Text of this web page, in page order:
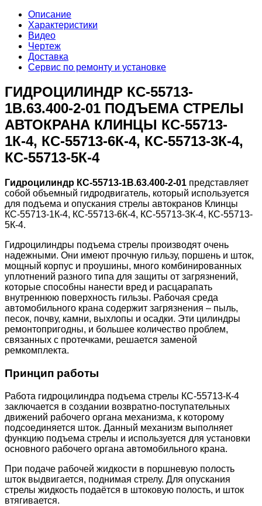
Описание
Характеристики
Видео
Чертеж
Доставка
Сервис по ремонту и установке
ГИДРОЦИЛИНДР КС-55713-
1В.63.400-2-01 ПОДЪЕМА СТРЕЛЫ
АВТОКРАНА КЛИНЦЫ КС-55713-
1К-4, КС-55713-6К-4, КС-55713-3К-4,
КС-55713-5К-4
Гидроцилиндр КС-55713-1В.63.400-2-01 представляет
собой объемный гидродвигатель, который используется
для подъема и опускания стрелы автокранов Клинцы
КС-55713-1К-4, КС-55713-6К-4, КС-55713-3К-4, КС-55713-
5К-4.
Гидроцилиндры подъема стрелы производят очень
надежными. Они имеют прочную гильзу, поршень и шток,
мощный корпус и проушины, много комбинированных
уплотнений разного типа для защиты от загрязнений,
которые способны нанести вред и расцарапать
внутреннюю поверхность гильзы. Рабочая среда
автомобильного крана содержит загрязнения – пыль,
песок, почву, камни, выхлопы и осадки. Эти цилиндры
ремонтопригодны, и большее количество проблем,
связанных с протечками, решается заменой
ремкомплекта.
Принцип работы
Работа гидроцилиндра подъема стрелы КС-55713-К-4
заключается в создании возвратно-поступательных
движений рабочего органа механизма, к которому
подсоединяется шток. Данный механизм выполняет
функцию подъема стрелы и используется для установки
основного рабочего органа автомобильного крана.
При подаче рабочей жидкости в поршневую полость
шток выдвигается, поднимая стрелу. Для опускания
стрелы жидкость подаётся в штоковую полость, и шток
втягивается.